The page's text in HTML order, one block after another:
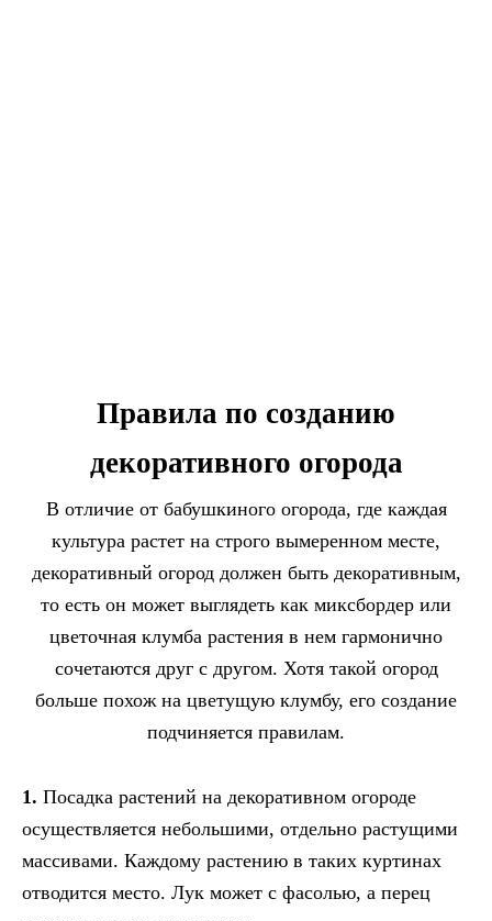
Правила по созданию
декоративного огорода
В отличие от бабушкиного огорода, где каждая
культура растет на строго вымеренном месте,
декоративный огород должен быть декоративным,
то есть он может выглядеть как миксбордер или
цветочная клумба растения в нем гармонично
сочетаются друг с другом. Хотя такой огород
больше похож на цветущую клумбу, его создание
подчиняется правилам.
1. Посадка растений на декоративном огороде
осуществляется небольшими, отдельно растущими
массивами. Каждому растению в таких куртинах
отводится место. Лук может с фасолью, а перец